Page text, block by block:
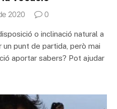
2020 0
o inclinació natural a
punt de partida, però mai
aportar sabers? Pot ajudar